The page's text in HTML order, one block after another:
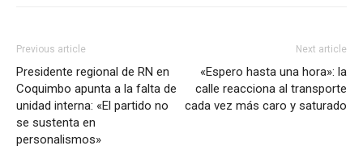
Previous article
Presidente regional de RN en
Coquimbo apunta a la falta de
unidad interna: «El partido no
se sustenta en
personalismos»
Next article
«Espero hasta una hora»: la
calle reacciona al transporte
cada vez más caro y saturado